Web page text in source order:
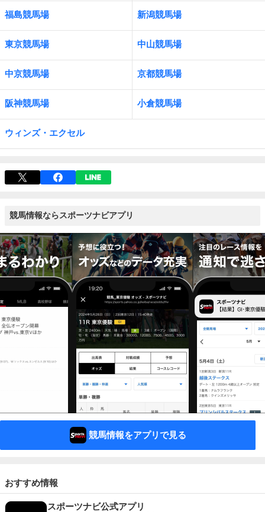
福島競馬場 新潟競馬場
東京競馬場 中山競馬場
中京競馬場 京都競馬場
阪神競馬場 小倉競馬場
ウィンズ・エクセル
競馬情報ならスポーツナビアプリ
競馬情報をアプリで見る
おすすめ情報
スポーツナビ公式アプリ